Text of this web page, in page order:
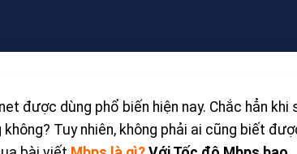
được dùng phổ biến hiện nay. Chắc hẳn khi
Tuy nhiên, không phải ai cũng biết